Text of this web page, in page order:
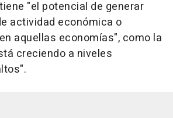
"el potencial de generar
actividad económica o
aquellas economías", como la
creciendo a niveles